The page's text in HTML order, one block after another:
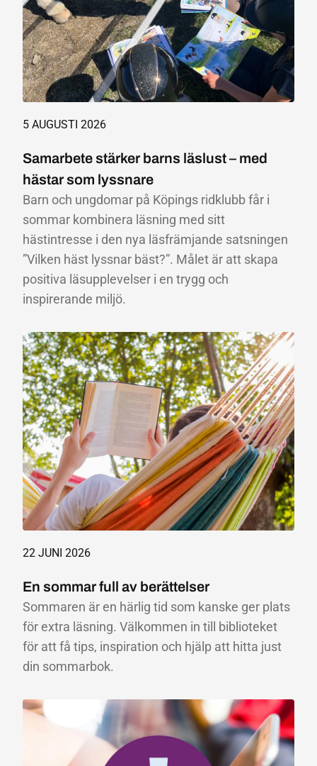
5 AUGUSTI 2026
Samarbete stärker barns läslust – med
hästar som lyssnare
Barn och ungdomar på Köpings ridklubb får i
sommar kombinera läsning med sitt
hästintresse i den nya läsfrämjande satsningen
”Vilken häst lyssnar bäst?”. Målet är att skapa
positiva läsupplevelser i en trygg och
inspirerande miljö.
22 JUNI 2026
En sommar full av berättelser
Sommaren är en härlig tid som kanske ger plats
för extra läsning. Välkommen in till biblioteket
för att få tips, inspiration och hjälp att hitta just
din sommarbok.